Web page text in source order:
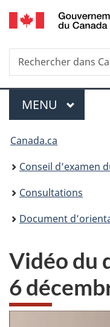
Recherche
Rechercher
dans
Menu
MENU PRINCIPAL
Vous
êtes
ici :
Canada.ca
Conseil d’examen
Consultations
Document d’orientation
Vidéo du
6